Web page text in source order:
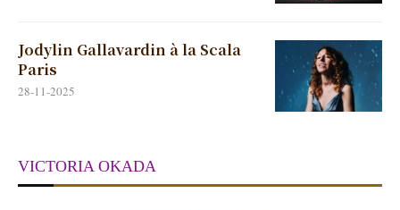
Jodylin Gallavardin à la Scala
Paris
28-11-2025
VICTORIA OKADA